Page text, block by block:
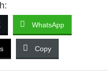
WhatsApp
Copy